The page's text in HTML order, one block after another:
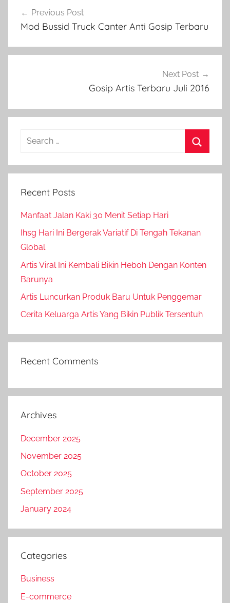
navigation
Previous Post
Mod Bussid Truck Canter Anti Gosip Terbaru
Next Post
Gosip Artis Terbaru Juli 2016
Search
Recent Posts
Manfaat Jalan Kaki 30 Menit Setiap Hari
Ihsg Hari Ini Bergerak Variatif Di Tengah Tekanan
Global
Artis Viral Ini Kembali Bikin Heboh Dengan Konten
Barunya
Artis Luncurkan Produk Baru Untuk Penggemar
Cerita Keluarga Artis Yang Bikin Publik Tersentuh
Recent Comments
Archives
December 2025
November 2025
October 2025
September 2025
January 2024
Categories
Business
E-commerce